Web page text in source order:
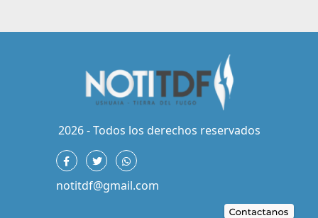
2026 - Todos los derechos reservados
notitdf@gmail.com